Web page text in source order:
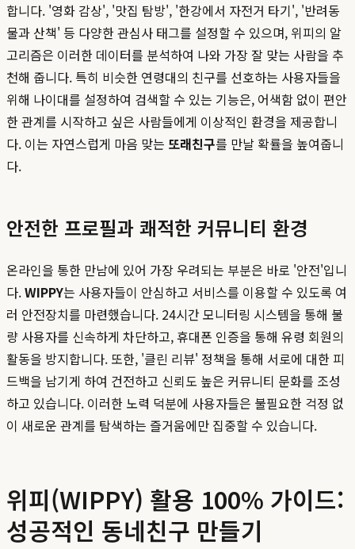
합니다. '영화 감상', '맛집 탐방', '한강에서 자전거 타기', '반려동
물과 산책' 등 다양한 관심사 태그를 설정할 수 있으며, 위피의 알
고리즘은 이러한 데이터를 분석하여 나와 가장 잘 맞는 사람을 추
천해 줍니다. 특히 비슷한 연령대의 친구를 선호하는 사용자들을
위해 나이대를 설정하여 검색할 수 있는 기능은, 어색함 없이 편안
한 관계를 시작하고 싶은 사람들에게 이상적인 환경을 제공합니
다. 이는 자연스럽게 마음 맞는 또래친구를 만날 확률을 높여줍니
다.
안전한 프로필과 쾌적한 커뮤니티 환경
온라인을 통한 만남에 있어 가장 우려되는 부분은 바로 '안전'입니
다.WIPPY는 사용자들이 안심하고 서비스를 이용할 수 있도록 여
러 안전장치를 마련했습니다. 24시간 모니터링 시스템을 통해 불
량 사용자를 신속하게 차단하고, 휴대폰 인증을 통해 유령 회원의
활동을 방지합니다. 또한, '클린 리뷰' 정책을 통해 서로에 대한 피
드백을 남기게 하여 건전하고 신뢰도 높은 커뮤니티 문화를 조성
하고 있습니다. 이러한 노력 덕분에 사용자들은 불필요한 걱정 없
이 새로운 관계를 탐색하는 즐거움에만 집중할 수 있습니다.
위피(WIPPY) 활용 100% 가이드:
성공적인 동네친구 만들기